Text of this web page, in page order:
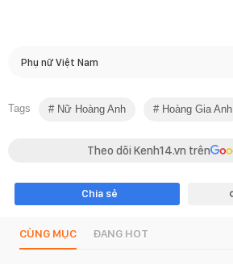
Phụ nữ Việt Nam
Tags Nữ Hoàng Anh Hoàng Gia Anh
Theo dõi Kenh14.vn trên
Chia sẻ
CÙNG MỤC ĐANG HOT